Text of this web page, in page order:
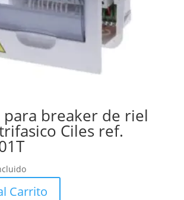
breaker de riel
Ciles ref.
Carrito